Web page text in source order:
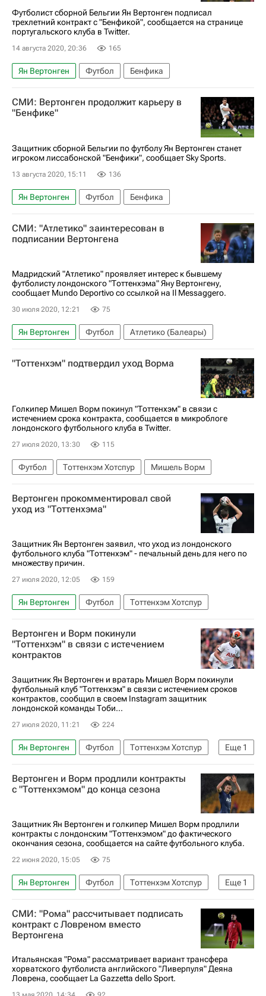
Александр Ляказетт
Футболист сборной Бельгии Ян Вертонген подписал
трехлетний контракт с "Бенфикой", сообщается на странице
португальского клуба в Twitter.
14 августа 2020, 20:36 165
Ян Вертонген Футбол Бенфика
СМИ: Вертонген продолжит карьеру в
"Бенфике"
Защитник сборной Бельгии по футболу Ян Вертонген станет
игроком лиссабонской "Бенфики", сообщает Sky Sports.
13 августа 2020, 15:11 136
Ян Вертонген Футбол Бенфика
СМИ: "Атлетико" заинтересован в
подписании Вертонгена
Мадридский "Атлетико" проявляет интерес к бывшему
футболисту лондонского "Тоттенхэма" Яну Вертонгену,
сообщает Mundo Deportivo со ссылкой на Il Messaggero.
30 июля 2020, 12:21 75
Ян Вертонген Футбол Атлетико (Балеары)
"Тоттенхэм" подтвердил уход Ворма
Голкипер Мишел Ворм покинул "Тоттенхэм" в связи с
истечением срока контракта, сообщается в микроблоге
лондонского футбольного клуба в Twitter.
27 июля 2020, 13:30 115
Футбол Тоттенхэм Хотспур Мишель Ворм
Вертонген прокомментировал свой
уход из "Тоттенхэма"
Защитник Ян Вертонген заявил, что уход из лондонского
футбольного клуба "Тоттенхэм" - печальный день для него по
множеству причин.
27 июля 2020, 12:05 159
Ян Вертонген Футбол Тоттенхэм Хотспур
Вертонген и Ворм покинули
"Тоттенхэм" в связи с истечением
контрактов
Защитник Ян Вертонген и вратарь Мишел Ворм покинули
футбольный клуб "Тоттенхэм" в связи с истечением сроков
контрактов, сообщил в своем Instagram защитник
лондонской команды Тоби...
27 июля 2020, 11:21 224
Еще 1
Ян Вертонген Футбол
Тоттенхэм Хотспур
Мишель Ворм
Вертонген и Ворм продлили контракты
с "Тоттенхэмом" до конца сезона
Защитник Ян Вертонген и голкипер Мишел Ворм продлили
контракты с лондонским "Тоттенхэмом" до фактического
окончания сезона, сообщается на сайте футбольного клуба.
22 июня 2020, 15:05 75
Еще 1
Ян Вертонген Футбол
Тоттенхэм Хотспур
Мишель Ворм
СМИ: "Рома" рассчитывает подписать
контракт с Ловреном вместо
Вертонгена
Итальянская "Рома" рассматривает вариант трансфера
хорватского футболиста английского "Ливерпуля" Деяна
Ловрена, сообщает La Gazzetta dello Sport.